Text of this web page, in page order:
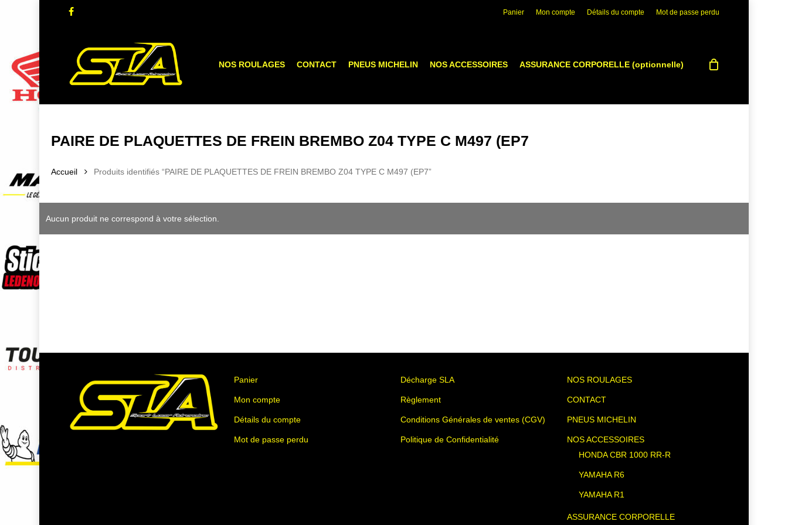
facebook Panier Mon compte Détails du compte Mot de passe perdu
NOS ROULAGES CONTACT PNEUS MICHELIN NOS ACCESSOIRES ASSURANCE CORPORELLE (optionnelle)
PAIRE DE PLAQUETTES DE FREIN BREMBO Z04 TYPE C M497 (EP7
Accueil Produits identifiés “PAIRE DE PLAQUETTES DE FREIN BREMBO Z04 TYPE C M497 (EP7”
Aucun produit ne correspond à votre sélection.
Panier
Mon compte
Détails du compte
Mot de passe perdu
Décharge SLA
Règlement
Conditions Générales de ventes (CGV)
Politique de Confidentialité
NOS ROULAGES
CONTACT
PNEUS MICHELIN
NOS ACCESSOIRES
HONDA CBR 1000 RR-R
YAMAHA R6
YAMAHA R1
ASSURANCE CORPORELLE